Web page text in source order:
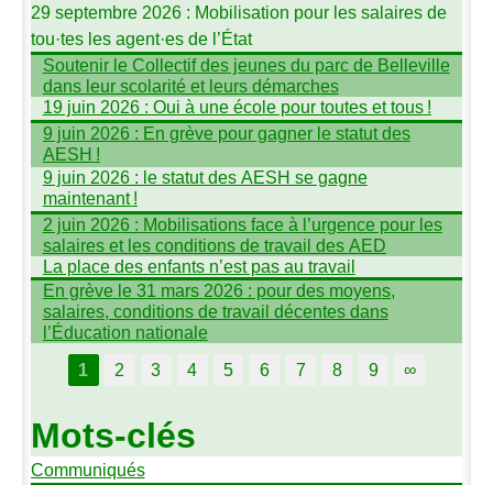
29 septembre 2026 : Mobilisation pour les salaires de
tou·tes les agent·es de l’État
Soutenir le Collectif des jeunes du parc de Belleville
dans leur scolarité et leurs démarches
19 juin 2026 : Oui à une école pour toutes et tous !
9 juin 2026 : En grève pour gagner le statut des
AESH !
9 juin 2026 : le statut des AESH se gagne
maintenant !
2 juin 2026 : Mobilisations face à l’urgence pour les
salaires et les conditions de travail des AED
La place des enfants n’est pas au travail
En grève le 31 mars 2026 : pour des moyens,
salaires, conditions de travail décentes dans
l’Éducation nationale
1
2 3 4 5 6 7 8 9 ∞
Mots-clés
Communiqués